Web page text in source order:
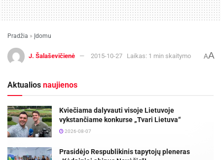
Pradžia » Įdomu
J. Šalaševičienė 2015-10-27 Laikas: 1 min skaitymo AA
Aktualios naujienos
Kviečiama dalyvauti visoje Lietuvoje
vykstančiame konkurse „Tvari Lietuva“
2026-08-07
Prasidėjo Respublikinis tapytojų pleneras